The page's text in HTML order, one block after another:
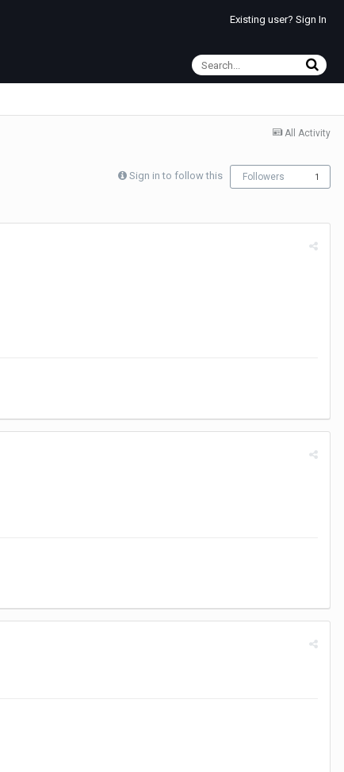
Existing user? Sign In
All Activity
Sign in to follow this Followers 1